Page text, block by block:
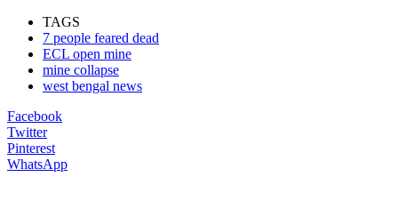
TAGS
7 people feared dead
ECL open mine
mine collapse
west bengal news
Facebook
Twitter
Pinterest
WhatsApp